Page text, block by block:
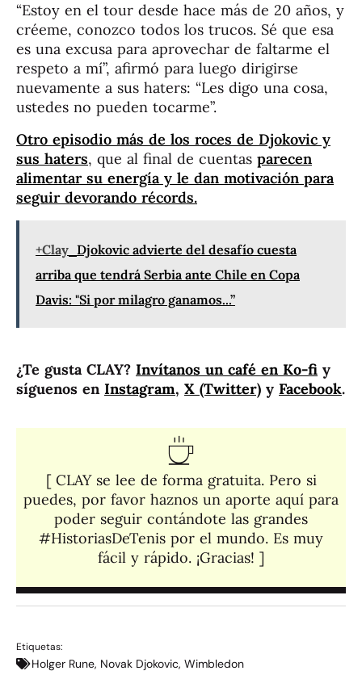
“Estoy en el tour desde hace más de 20 años, y
créeme, conozco todos los trucos. Sé que esa
es una excusa para aprovechar de faltarme el
respeto a mí”, afirmó para luego dirigirse
nuevamente a sus haters: “Les digo una cosa,
ustedes no pueden tocarme”.
Otro episodio más de los roces de Djokovic y
sus haters, que al final de cuentas parecen
alimentar su energía y le dan motivación para
seguir devorando récords.
+Clay Djokovic advierte del desafío cuesta
arriba que tendrá Serbia ante Chile en Copa
Davis: "Si por milagro ganamos...”
¿Te gusta CLAY? Invítanos un café en Ko-fi y
síguenos en Instagram, X (Twitter) y Facebook.
[ CLAY se lee de forma gratuita. Pero si
puedes, por favor haznos un aporte aquí para
poder seguir contándote las grandes
#HistoriasDeTenis por el mundo. Es muy
fácil y rápido. ¡Gracias! ]​
Etiquetas:
Holger Rune, Novak Djokovic, Wimbledon